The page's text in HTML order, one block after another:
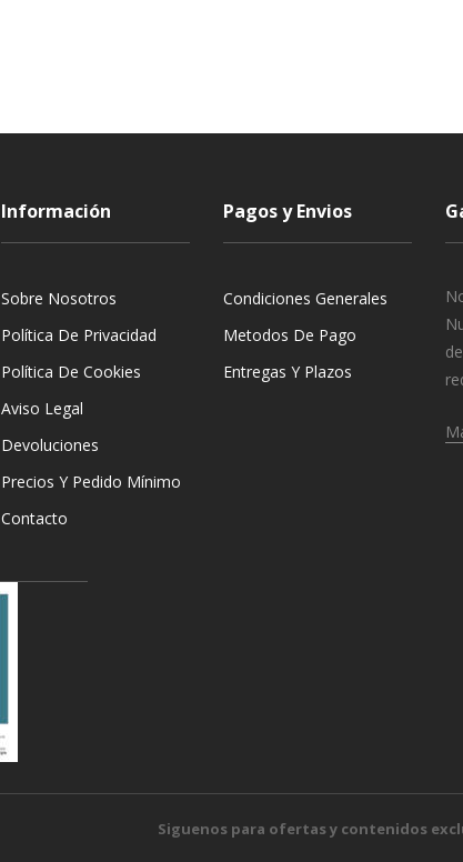
Información
Sobre Nosotros
Política De Privacidad
Política De Cookies
Aviso Legal
Devoluciones
Precios Y Pedido Mínimo
Contacto
Pagos y Envios
Condiciones Generales
Metodos De Pago
Entregas Y Plazos
Siguenos para ofertas y contenidos